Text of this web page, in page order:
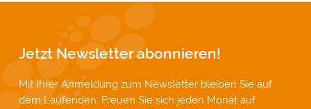
Jetzt Newsletter abonnieren!
Mit Ihrer Anmeldung zum Newsletter bleiben Sie auf
dem Laufenden: Freuen Sie sich jeden Monat auf